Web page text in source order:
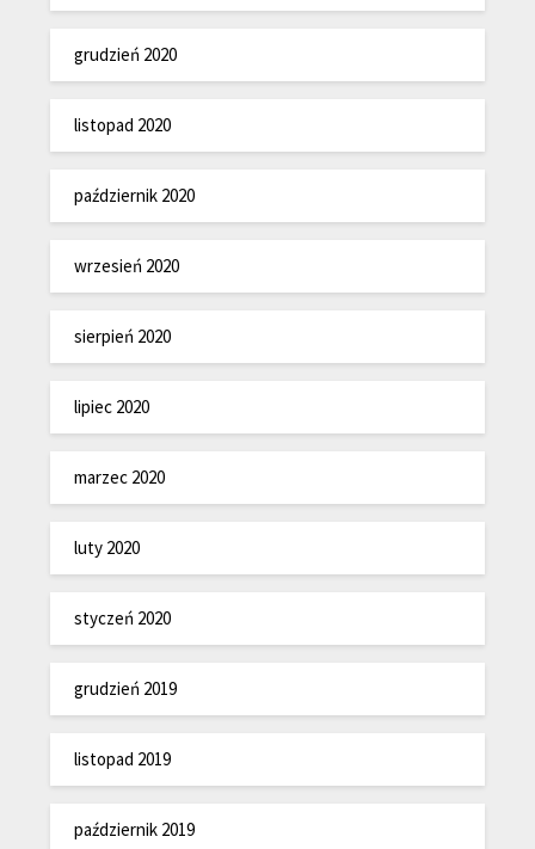
grudzień 2020
listopad 2020
październik 2020
wrzesień 2020
sierpień 2020
lipiec 2020
marzec 2020
luty 2020
styczeń 2020
grudzień 2019
listopad 2019
październik 2019